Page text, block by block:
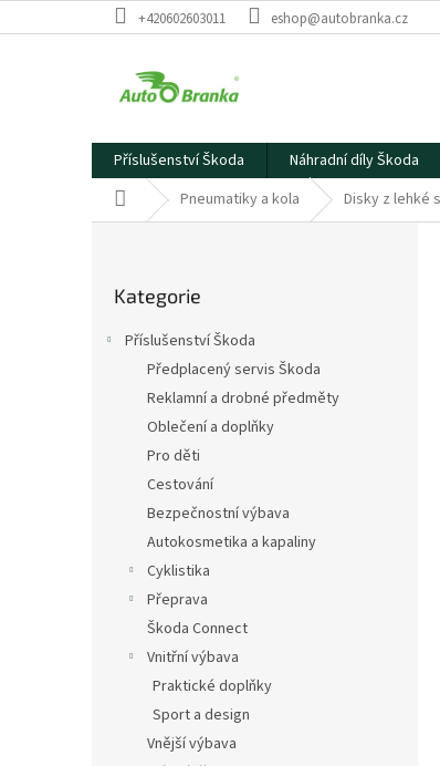
na
+420602603011 eshop@autobranka.cz
Příslušenství Škoda Náhradní díly Škoda
Domů Pneumatiky a kola Disky z lehké
kategorie
Kategorie
Příslušenství Škoda
Předplacený servis Škoda
Reklamní a drobné předměty
Oblečení a doplňky
Pro děti
Cestování
Bezpečnostní výbava
Autokosmetika a kapaliny
Cyklistika
Přeprava
Škoda Connect
Vnitřní výbava
Praktické doplňky
Sport a design
Vnější výbava